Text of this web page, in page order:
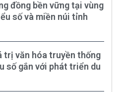
đồng bền vững tại vùng
số và miền núi tỉnh
trị văn hóa truyền thống
số gắn với phát triển du